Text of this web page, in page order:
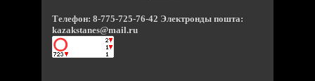
Телефон: 8-775-725-76-42 Электронды пошта:
kazakstanes@mail.ru